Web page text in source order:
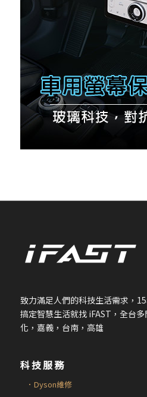
致力滿足人們的科技生活需求， 15
搞定智慧生活就找 iFAST ，全台
化，嘉義，台南，高雄
科技服務
．Dyson維修